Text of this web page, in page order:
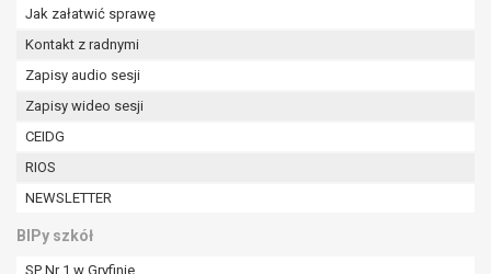
Jak załatwić sprawę
Kontakt z radnymi
Zapisy audio sesji
Zapisy wideo sesji
CEIDG
RIOS
NEWSLETTER
BIPy szkół
SP Nr 1 w Gryfinie